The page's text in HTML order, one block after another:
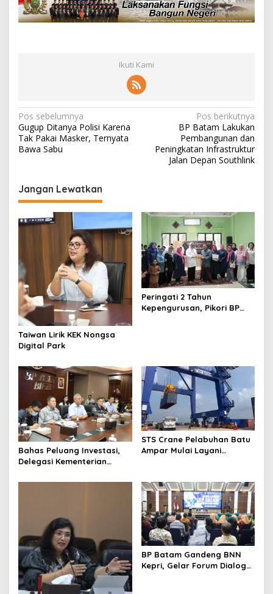
Ikuti Kami
N
a
v
g
a
s
p
o
s
Pos sebelumnya
Gugup Ditanya Polisi Karena
Tak Pakai Masker, Ternyata
Bawa Sabu
Pos berikutnya
BP Batam Lakukan
Pembangunan dan
Peningkatan Infrastruktur
Jalan Depan Southlink
Jangan Lewatkan
Taiwan Lirik KEK Nongsa
Digital Park
Peringati 2 Tahun
Kepengurusan, Pikori BP
Bahas Peluang Investasi,
Delegasi Kementerian
Batam
STS Crane Pelabuhan Batu
Ampar Mulai Layani
BP Batam Gandeng BNN
Kepri, Gelar Forum Dialog